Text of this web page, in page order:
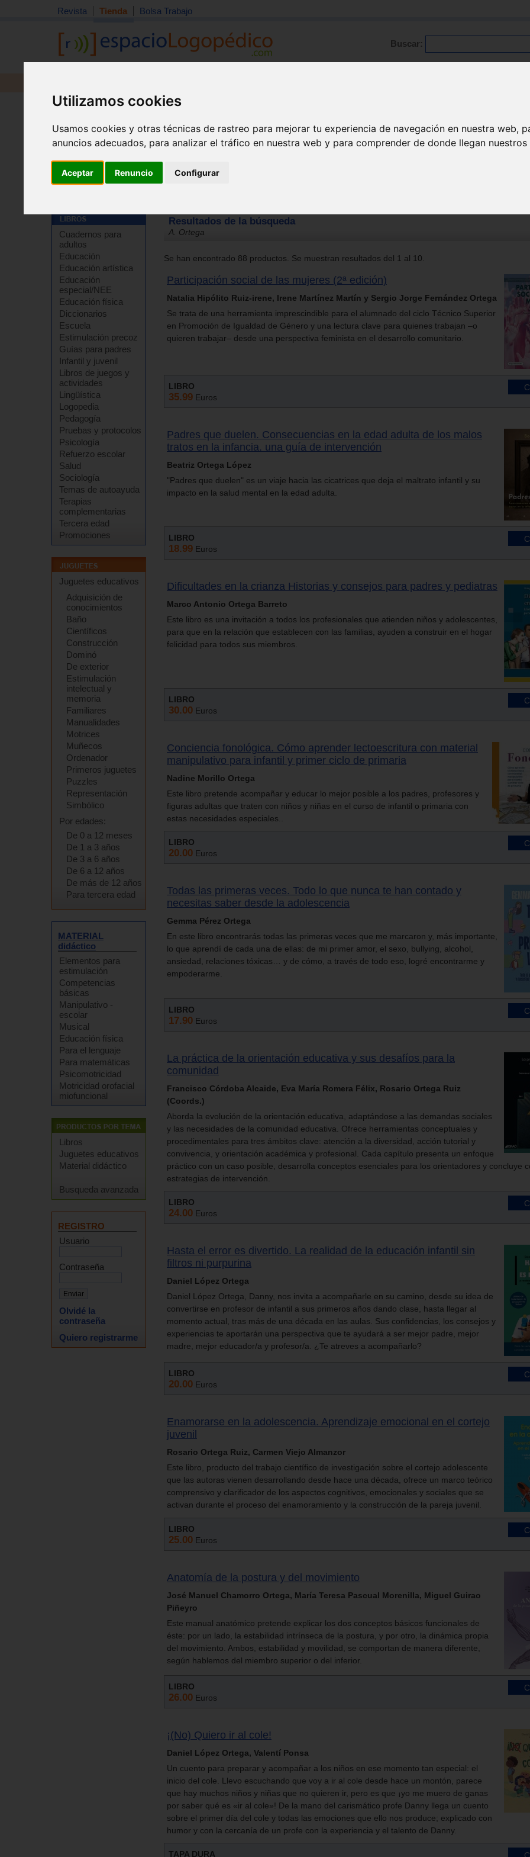
Utilizamos cookies
Usamos cookies y otras técnicas de rastreo para mejorar tu experiencia de navegación en nuestra web,
anuncios adecuados, para analizar el tráfico en nuestra web y para comprender de donde llegan
Aceptar Renuncio Configurar
Revista Tienda Bolsa Trabajo
Buscar:
Cuadernos para
adultos
Educación
Educación artística
Educación
especial/NEE
Educación física
Diccionarios
Escuela
Estimulación precoz
Guías para padres
Infantil y juvenil
Libros de juegos y
actividades
Lingüística
Logopedia
Pedagogía
Pruebas y protocolos
Psicología
Refuerzo escolar
Salud
Sociología
Temas de autoayuda
Terapias
complementarias
Tercera edad
Promociones
Juguetes educativos
Adquisición de
conocimientos
Baño
Científicos
Construcción
Dominó
De exterior
Estimulación
intelectual y
memoria
Familiares
Manualidades
Motrices
Muñecos
Ordenador
Primeros juguetes
Puzzles
Representación
Simbólico
Por edades:
De 0 a 12 meses
De 1 a 3 años
De 3 a 6 años
De 6 a 12 años
De más de 12 años
Para tercera edad
MATERIAL
didáctico
Elementos para
estimulación
Competencias
básicas
Manipulativo -
escolar
Musical
Educación física
Para el lenguaje
Para matemáticas
Psicomotricidad
Motricidad orofacial
miofuncional
Libros
Juguetes educativos
Material didáctico
Busqueda avanzada
REGISTRO
Usuario
Contraseña
Olvidé la
contraseña
Quiero registrarme
Resultados de la búsqueda
A. Ortega
Se han encontrado 88 productos. Se muestran resultados del 1 al 10.
Participación social de las mujeres (2ª edición)
Natalia Hipólito Ruiz-irene, Irene Martínez Martín y Sergio Jorge Fernández Ortega
Se trata de una herramienta imprescindible para el alumnado del ciclo Técnico Superior
en Promoción de Igualdad de Género y una lectura clave para quienes trabajan –o
quieren trabajar– desde una perspectiva feminista en el desarrollo comunitario.
LIBRO
35.99 Euros
Padres que duelen. Consecuencias en la edad adulta de los malos
tratos en la infancia. una guía de intervención
Beatriz Ortega López
"Padres que duelen" es un viaje hacia las cicatrices que deja el maltrato infantil y su
impacto en la salud mental en la edad adulta.
LIBRO
18.99 Euros
Dificultades en la crianza Historias y consejos para padres y pediatras
Marco Antonio Ortega Barreto
Este libro es una invitación a todos los profesionales que atienden niños y adolescentes,
para que en la relación que establecen con las familias, ayuden a construir en el hogar
felicidad para todos sus miembros.
LIBRO
30.00 Euros
Conciencia fonológica. Cómo aprender lectoescritura con material
manipulativo para infantil y primer ciclo de primaria
Nadine Morillo Ortega
Este libro pretende acompañar y educar lo mejor posible a los padres, profesores y
figuras adultas que traten con niños y niñas en el curso de infantil o primaria con
estas necesidades especiales..
LIBRO
20.00 Euros
Todas las primeras veces. Todo lo que nunca te han contado y
necesitas saber desde la adolescencia
Gemma Pérez Ortega
En este libro encontrarás todas las primeras veces que me marcaron y, más importante,
lo que aprendí de cada una de ellas: de mi primer amor, el sexo, bullying, alcohol,
ansiedad, relaciones tóxicas… y de cómo, a través de todo eso, logré encontrarme y
empoderarme.
LIBRO
17.90 Euros
La práctica de la orientación educativa y sus desafíos para la
comunidad
Francisco Córdoba Alcaide, Eva María Romera Félix, Rosario Ortega Ruiz
(Coords.)
Aborda la evolución de la orientación educativa, adaptándose a las demandas sociales
y las necesidades de la comunidad educativa. Ofrece herramientas conceptuales y
procedimentales para tres ámbitos clave: atención a la diversidad, acción tutorial y
convivencia, y orientación académica y profesional. Cada capítulo presenta un enfoque
práctico con un caso posible, desarrolla conceptos esenciales para los orientadores y concluye
estrategias de intervención.
LIBRO
24.00 Euros
Hasta el error es divertido. La realidad de la educación infantil sin
filtros ni purpurina
Daniel López Ortega
Daniel López Ortega, Danny, nos invita a acompañarle en su camino, desde su idea de
convertirse en profesor de infantil a sus primeros años dando clase, hasta llegar al
momento actual, tras más de una década en las aulas. Sus confidencias, los consejos y
experiencias te aportarán una perspectiva que te ayudará a ser mejor padre, mejor
madre, mejor educador/a y profesor/a. ¿Te atreves a acompañarlo?
LIBRO
20.00 Euros
Enamorarse en la adolescencia. Aprendizaje emocional en el cortejo
juvenil
Rosario Ortega Ruiz, Carmen Viejo Almanzor
Este libro, producto del trabajo científico de investigación sobre el cortejo adolescente
que las autoras vienen desarrollando desde hace una década, ofrece un marco teórico
comprensivo y clarificador de los aspectos cognitivos, emocionales y sociales que se
activan durante el proceso del enamoramiento y la construcción de la pareja juvenil.
LIBRO
25.00 Euros
Anatomía de la postura y del movimiento
José Manuel Chamorro Ortega, María Teresa Pascual Morenilla, Miguel Guirao
Piñeyro
Este manual anatómico pretende explicar los dos conceptos básicos funcionales de
éste: por un lado, la estabilidad intrínseca de la postura, y por otro, la dinámica propia
del movimiento. Ambos, estabilidad y movilidad, se comportan de manera diferente,
según hablemos del miembro superior o del inferior.
LIBRO
26.00 Euros
¡(No) Quiero ir al cole!
Daniel López Ortega, Valentí Ponsa
Un cuento para preparar y acompañar a los niños en ese momento tan especial: el
inicio del cole. Llevo escuchando que voy a ir al cole desde hace un montón, parece
que hay muchos niños y niñas que no quieren ir, pero es que ¡yo me muero de ganas
por saber qué es «ir al cole»! De la mano del carismático profe Danny llega un cuento
sobre el primer día del cole y todas las emociones que ello nos produce; explicado con
humor y con la cercanía de un profe con la experiencia y el talento de Danny.
TAPA DURA